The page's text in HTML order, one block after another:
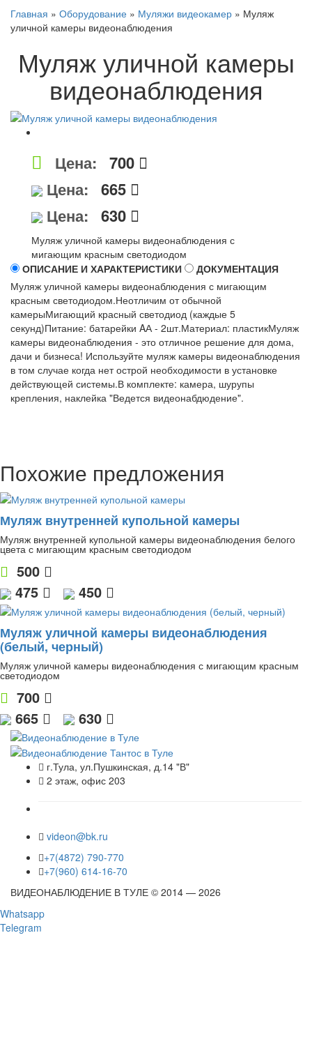
Главная » Оборудование » Муляжи видеокамер » Муляж
уличной камеры видеонаблюдения
Муляж уличной камеры
видеонаблюдения
Цена: 700
Цена: 665
Цена: 630
Муляж уличной камеры видеонаблюдения с
мигающим красным светодиодом
ОПИСАНИЕ И ХАРАКТЕРИСТИКИ
ДОКУМЕНТАЦИЯ
Муляж уличной камеры видеонаблюдения с мигающим
красным светодиодом.Неотличим от обычной
камерыМигающий красный светодиод (каждые 5
секунд)Питание: батарейки AА - 2шт.Материал: пластикМуляж
камеры видеонаблюдения - это отличное решение для дома,
дачи и бизнеса! Используйте муляж камеры видеонаблюдения
в том случае когда нет острой необходимости в установке
действующей системы.В комплекте: камера, шурупы
крепления, наклейка "Ведется видеонабдюдение".
Похожие предложения
Муляж внутренней купольной камеры
Муляж внутренней купольной камеры видеонаблюдения белого
цвета с мигающим красным светодиодом
500
475
450
Муляж уличной камеры видеонаблюдения
(белый, черный)
Муляж уличной камеры видеонаблюдения с мигающим красным
светодиодом
700
665
630
г.Тула, ул.Пушкинская, д.14 "В"
2 этаж, офис 203
videon@bk.ru
+7(4872) 790-770
+7(960) 614-16-70
ВИДЕОНАБЛЮДЕНИЕ В ТУЛЕ © 2014 — 2026
Whatsapp
Telegram